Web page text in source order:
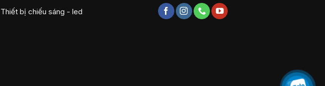
Thiết bị chiếu sáng - led